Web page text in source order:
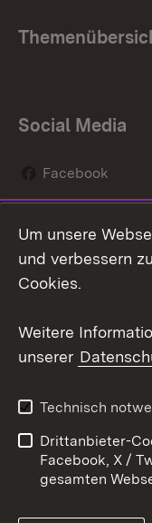
Social Media
Facebook
Social Wall
Youtube
Kontakt
Barrierefreiheit
Impressum
Um unsere
und verbessern
Cookies.
Weitere
unserer
Technisch
Drittanbieter-
Facebook, X /
gesamten